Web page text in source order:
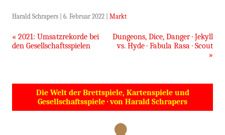
Harald Schrapers 6. Februar 2022 Markt
Beitragsnavigation
« 2021: Umsatzrekorde bei
den Gesellschaftsspielen
Dungeons, Dice, Danger · Jekyll
vs. Hyde · Fabula Rasa · Scout
»
Die Welt der Brettspiele, Kartenspiele und
Gesellschaftsspiele · von Harald Schrapers